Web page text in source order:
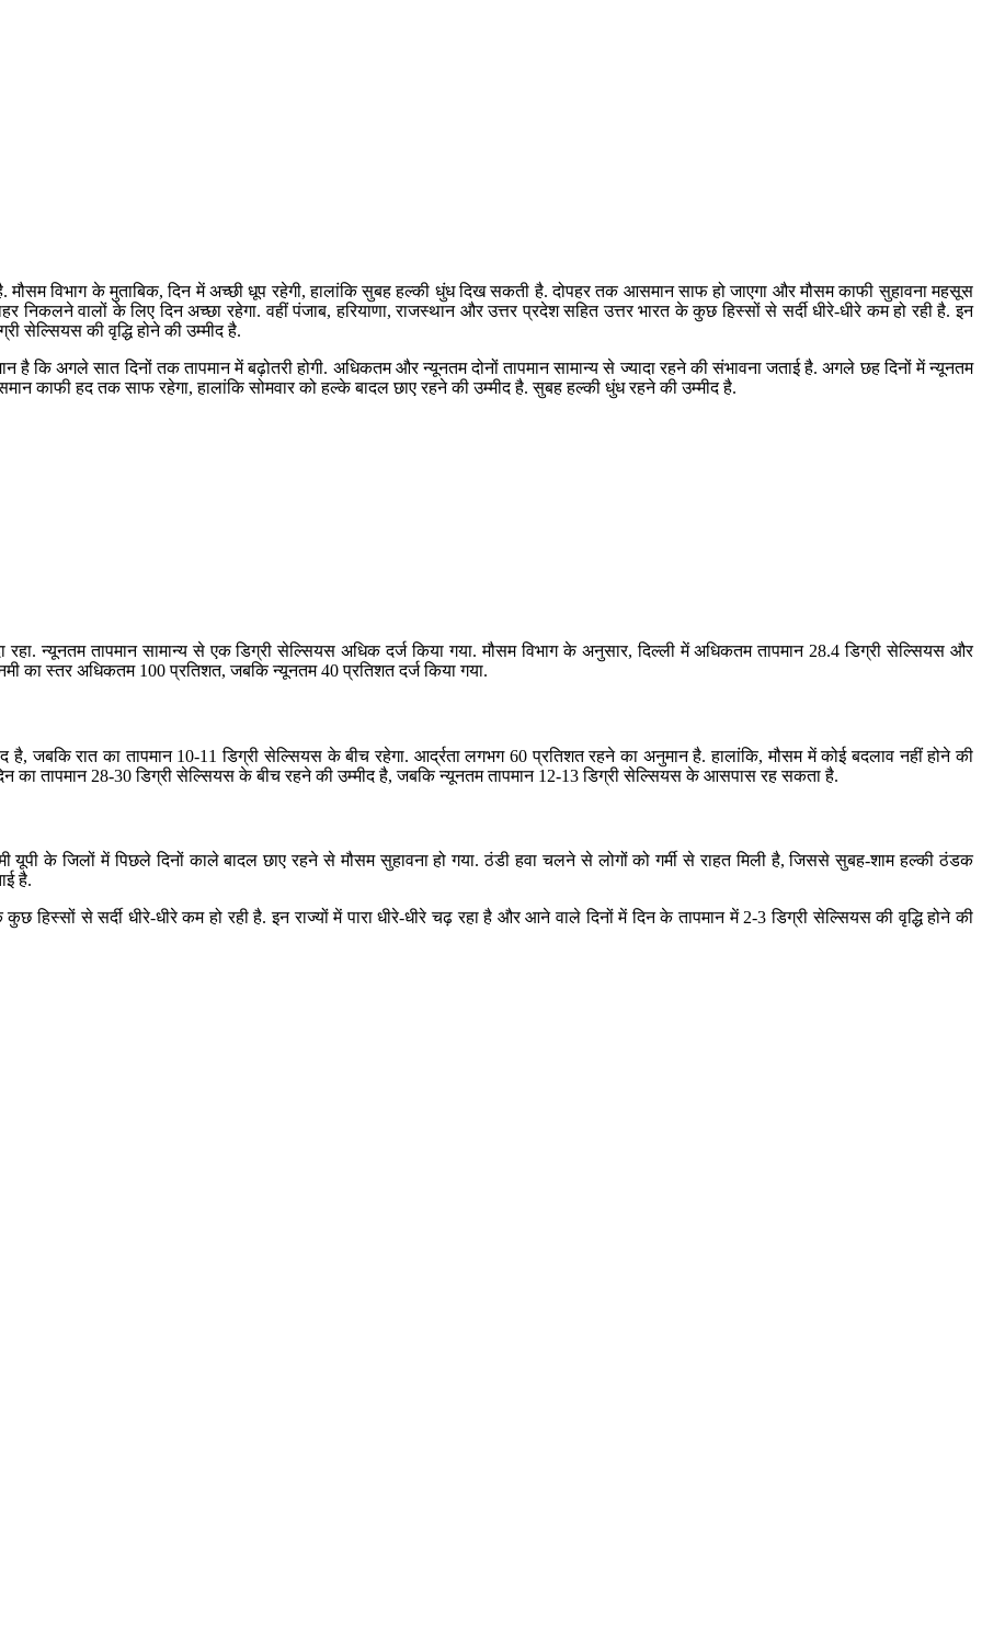
मौसम विभाग के मुताबिक, दिन में अच्छी धूप रहेगी, हालांकि सुबह हल्की धुंध दिख सकती है. दोपहर तक आसमान साफ हो जाएगा और मौसम काफी सुहावना महसूस
निकलने वालों के लिए दिन अच्छा रहेगा. वहीं पंजाब, हरियाणा, राजस्थान और उत्तर प्रदेश सहित उत्तर भारत के कुछ हिस्सों से सर्दी धीरे-धीरे कम हो रही है. इन
सेल्सियस की वृद्धि होने की उम्मीद है.
है कि अगले सात दिनों तक तापमान में बढ़ोतरी होगी. अधिकतम और न्यूनतम दोनों तापमान सामान्य से ज्यादा रहने की संभावना जताई है. अगले छह दिनों में न्यूनतम
काफी हद तक साफ रहेगा, हालांकि सोमवार को हल्के बादल छाए रहने की उम्मीद है. सुबह हल्की धुंध रहने की उम्मीद है.
रहा. न्यूनतम तापमान सामान्य से एक डिग्री सेल्सियस अधिक दर्ज किया गया. मौसम विभाग के अनुसार, दिल्ली में अधिकतम तापमान 28.4 डिग्री सेल्सियस और
का स्तर अधिकतम 100 प्रतिशत, जबकि न्यूनतम 40 प्रतिशत दर्ज किया गया.
जबकि रात का तापमान 10-11 डिग्री सेल्सियस के बीच रहेगा. आर्द्रता लगभग 60 प्रतिशत रहने का अनुमान है. हालांकि, मौसम में कोई बदलाव नहीं होने की
का तापमान 28-30 डिग्री सेल्सियस के बीच रहने की उम्मीद है, जबकि न्यूनतम तापमान 12-13 डिग्री सेल्सियस के आसपास रह सकता है.
यूपी के जिलों में पिछले दिनों काले बादल छाए रहने से मौसम सुहावना हो गया. ठंडी हवा चलने से लोगों को गर्मी से राहत मिली है, जिससे सुबह-शाम हल्की ठंडक
है.
हिस्सों से सर्दी धीरे-धीरे कम हो रही है. इन राज्यों में पारा धीरे-धीरे चढ़ रहा है और आने वाले दिनों में दिन के तापमान में 2-3 डिग्री सेल्सियस की वृद्धि होने की